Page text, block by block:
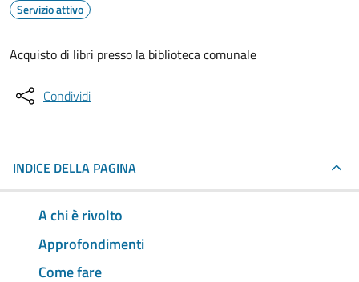
Servizio attivo
Acquisto di libri presso la biblioteca comunale
Condividi
INDICE DELLA PAGINA
A chi è rivolto
Approfondimenti
Come fare